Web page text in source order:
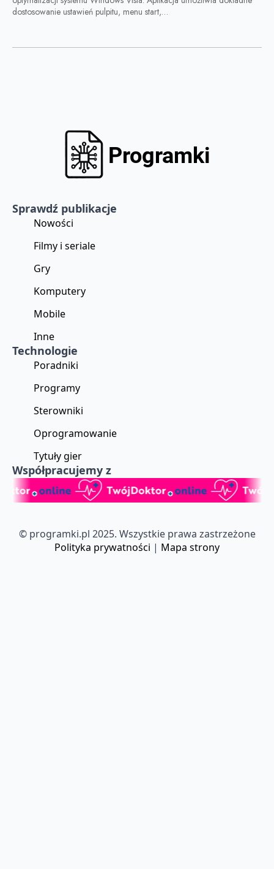
dostosowanie ustawień pulpitu, menu start,…
Sprawdź publikacje
Nowości
Filmy i seriale
Gry
Komputery
Mobile
Inne
Technologie
Poradniki
Programy
Sterowniki
Oprogramowanie
Tytuły gier
Współpracujemy z
© programki.pl 2025. Wszystkie prawa zastrzeżone
Polityka prywatności | Mapa strony